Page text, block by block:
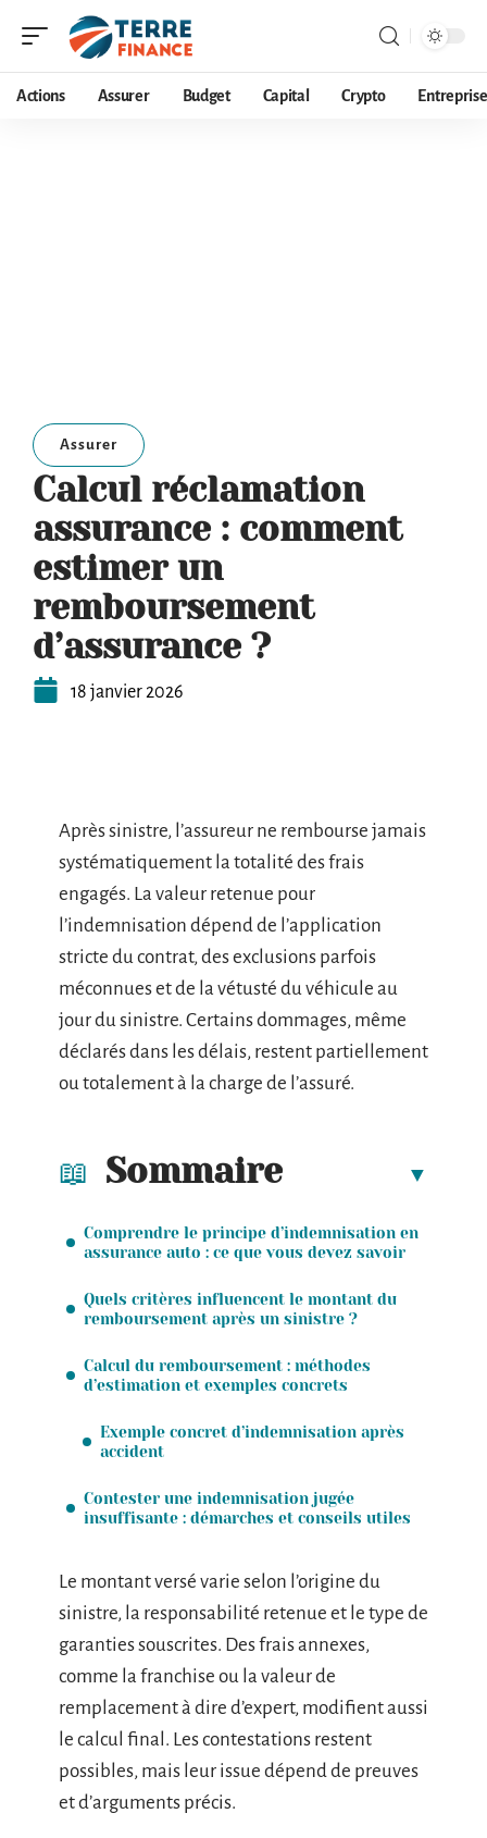
Actions Assurer Budget Capital Crypto Entreprise
Assurer
Calcul réclamation
assurance : comment
estimer un
remboursement
d’assurance ?
18 janvier 2026
Après sinistre, l’assureur ne rembourse jamais
systématiquement la totalité des frais
engagés. La valeur retenue pour
l’indemnisation dépend de l’application
stricte du contrat, des exclusions parfois
méconnues et de la vétusté du véhicule au
jour du sinistre. Certains dommages, même
déclarés dans les délais, restent partiellement
ou totalement à la charge de l’assuré.
Sommaire
Comprendre le principe d’indemnisation en
assurance auto : ce que vous devez savoir
Quels critères influencent le montant du
remboursement après un sinistre ?
Calcul du remboursement : méthodes
d’estimation et exemples concrets
Exemple concret d’indemnisation après
accident
Contester une indemnisation jugée
insuffisante : démarches et conseils utiles
Le montant versé varie selon l’origine du
sinistre, la responsabilité retenue et le type de
garanties souscrites. Des frais annexes,
comme la franchise ou la valeur de
remplacement à dire d’expert, modifient aussi
le calcul final. Les contestations restent
possibles, mais leur issue dépend de preuves
et d’arguments précis.